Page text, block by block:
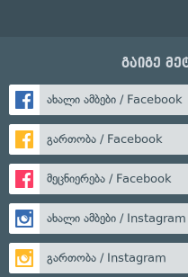
გაიგე
ახალი ამბები / Facebook
გართობა / Facebook
მეცნიერება / Facebook
ახალი ამბები / Instagram
გართობა / Instagram